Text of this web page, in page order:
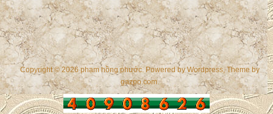
Copyright © 2026 phạm hồng phước. Powered byWordpress, Theme by
gazpo.com.